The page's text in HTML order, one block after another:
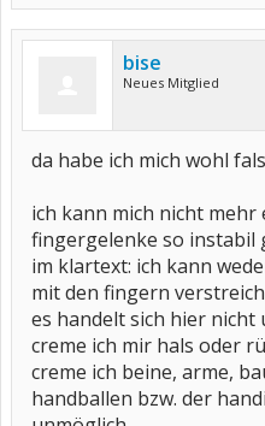
bise
Neues Mitglied
da habe ich mich wohl
ich kann mich nicht mehr
fingergelenke so instabil
im klartext: ich kann
mit den fingern
es handelt sich hier nicht
creme ich mir hals oder
creme ich beine, arme,
handballen bzw. der